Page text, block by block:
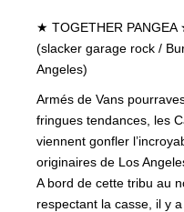
★ TOGETHER PANGEA
(slacker garage rock /
Angeles)
Armés de Vans
fringues tendances, les
viennent gonfler
originaires de Los
A bord de cette tribu au
respectant la casse, il y